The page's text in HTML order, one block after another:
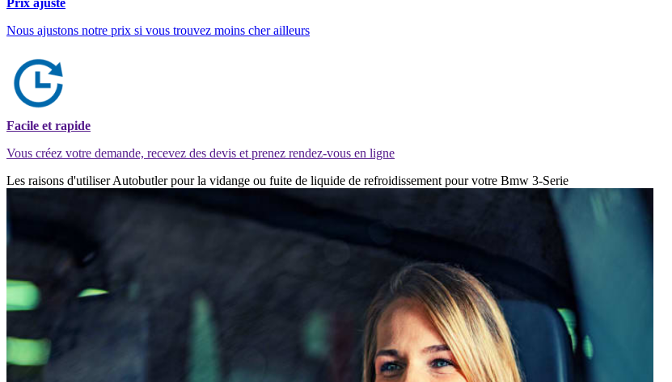
Nous ajustons notre prix si vous trouvez moins cher ailleurs
Facile et rapide
Vous créez votre demande, recevez des devis et prenez rendez-vous en ligne
Les raisons d'utiliser Autobutler pour la vidange ou fuite de liquide de refroidissement pour votre Bmw 3-Serie